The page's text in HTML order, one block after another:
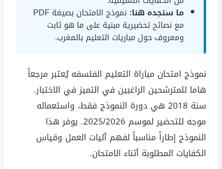
ما ستجده هنا:
نموذج الامتحان بصيغة PDF
مع نصائح تحضيرية مبنية على ما هو ثابت
ومعروف حول مباريات التعليم بالمغرب.
نموذج امتحان مباراة التعليم الفلسفه يُعتبر مرجعاً
هاما للمترشحين الراغبين في التميز في الاختبار.
سنة 2018 هي دورة النموذج فقط، واستعماله
موجه للتحضير لموسم 2025/2026. يوفر هذا
النموذج إطاراً مناسباً لفهم آليات العمل وقياس
الكفايات المطلوبة أثناء الامتحان.